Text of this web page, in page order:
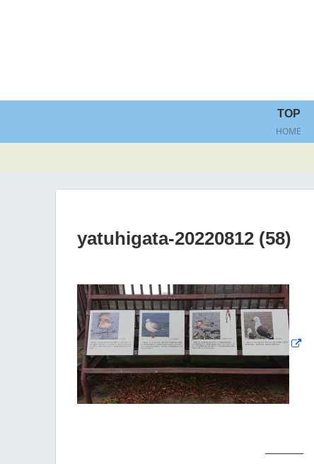
TOP
HOME
yatuhigata-20220812 (58)